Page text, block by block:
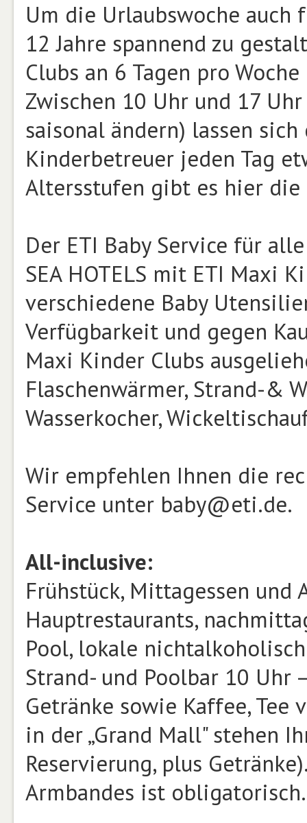
Um die Urlaubswoche auch
12 Jahre spannend zu
Clubs an 6 Tagen pro
Zwischen 10 Uhr und 17
saisonal ändern) lassen
Kinderbetreuer jeden Tag
Altersstufen gibt es hier die
Der ETI Baby Service für
SEA HOTELS mit ETI Maxi
verschiedene Baby
Verfügbarkeit und gegen
Maxi Kinder Clubs
Flaschenwärmer, Strand-&
Wasserkocher,
Wir empfehlen Ihnen die
Service unter baby@eti.de.
All-inclusive:
Frühstück, Mittagessen
Hauptrestaurants,
Pool, lokale
Strand- und Poolbar 10 Uhr
Getränke sowie Kaffee, Tee
in der „Grand Mall" stehen
Reservierung, plus
Armbandes ist obligatorisch.